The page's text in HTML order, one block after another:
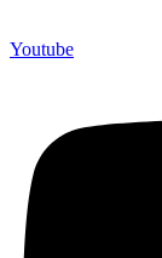
Youtube